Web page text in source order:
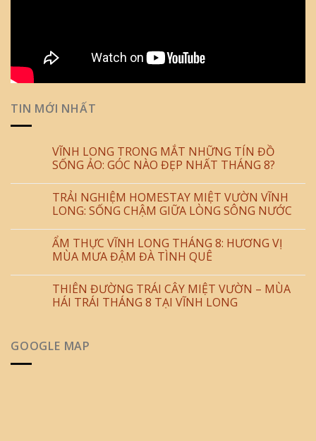
TIN MỚI NHẤT
VĨNH LONG TRONG MẮT NHỮNG TÍN ĐỒ
SỐNG ẢO: GÓC NÀO ĐẸP NHẤT THÁNG 8?
TRẢI NGHIỆM HOMESTAY MIỆT VƯỜN VĨNH
LONG: SỐNG CHẬM GIỮA LÒNG SÔNG NƯỚC
ẨM THỰC VĨNH LONG THÁNG 8: HƯƠNG VỊ
MÙA MƯA ĐẬM ĐÀ TÌNH QUÊ
THIÊN ĐƯỜNG TRÁI CÂY MIỆT VƯỜN – MÙA
HÁI TRÁI THÁNG 8 TẠI VĨNH LONG
GOOGLE MAP